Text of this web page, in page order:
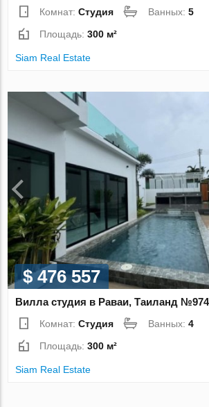
Комнат:Студия Ванных:5
Площадь:300 м²
Siam Real Estate
$ 476 557
Вилла студия в Раваи, Таиланд
Комнат:Студия Ванных:4
Площадь:300 м²
Siam Real Estate